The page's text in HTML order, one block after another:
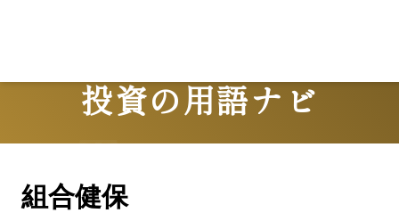
投資の用語ナビ
Terms
組合健保